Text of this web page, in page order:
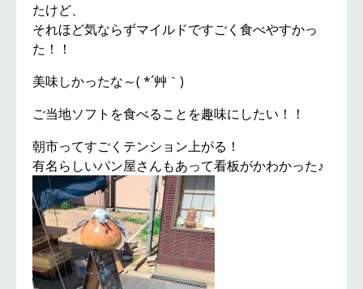
たけど、
それほど気ならずマイルドですごく食べやすかっ
た！！
美味しかったな～( *´艸｀)
ご当地ソフトを食べることを趣味にしたい！！
朝市ってすごくテンション上がる！
有名らしいパン屋さんもあって看板がかわかった♪